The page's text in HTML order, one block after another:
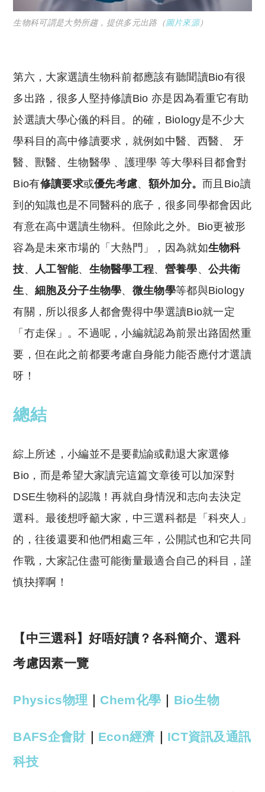
生物科可謂是大勢所趨，提供多元出路（圖片來源）
第六，大家選讀生物科前都應該有聽聞讀Bio有很
多出路，很多人堅持修讀Bio 亦是因為看重它有助
於選讀大學心儀的科目。的確，Biology是不少大
學科目的高中修讀要求，就例如中醫、西醫、 牙
醫、獸醫、生物醫學 、護理學 等大學科目都會對
Bio有修讀要求或優先考慮、 額外加分。而且Bio讀
到的知識也是不同醫科的底子，很多同學都會因此
有意在高中選讀生物科。但除此之外。Bio更被形
容為是未來市場的「大熱門」，因為就如生物科
技、 人工智能、 生物醫學工程、 營養學、 公共衛
生 、細胞及分子生物學、 微生物學等都與Biology
有關，所以很多人都會覺得中學選讀Bio就一定
「冇走保」。不過呢，小編就認為前景出路固然重
要，但在此之前都要考慮自身能力能否應付才選讀
呀！
總結
綜上所述，小編並不是要勸諭或勸退大家選修
Bio，而是希望大家讀完這篇文章後可以加深對
DSE生物科的認識！再就自身情況和志向去決定
選科。最後想呼籲大家，中三選科都是「科夾人」
的，往後還要和他們相處三年，公開試也和它共同
作戰，大家記住盡可能衡量最適合自己的科目，謹
慎抉擇啊！
【中三選科】好唔好讀？各科簡介、選科
考慮因素一覽
Physics物理 Chem化學 Bio生物
BAFS企會財｜ Econ經濟｜ ICT資訊及通訊
科技